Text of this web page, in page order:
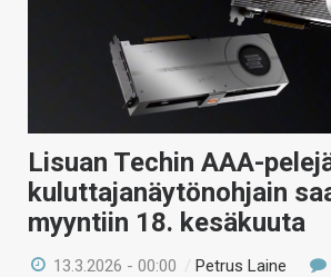
Lisuan Techin AAA-
kuluttajanäytönohjain
myyntiin 18. kesäkuuta
13.3.2026 - 00:00 /Petrus Laine